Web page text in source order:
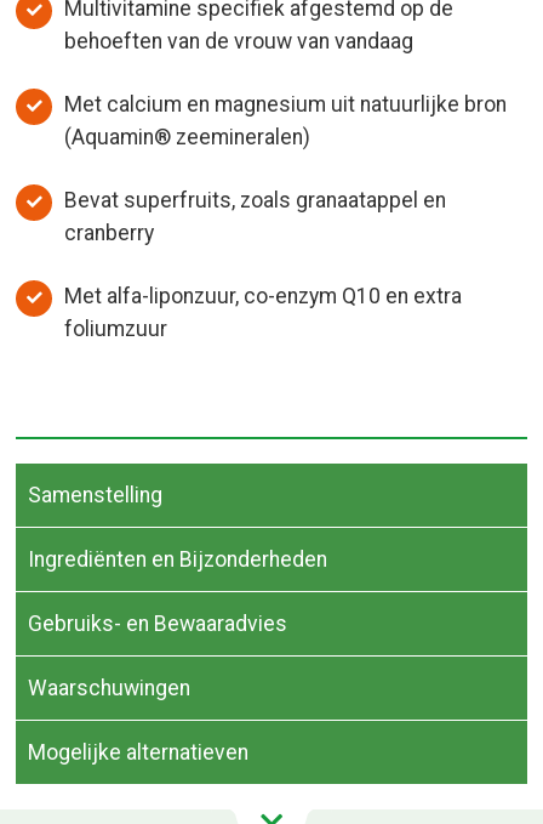
Multivitamine specifiek afgestemd op de
behoeften van de vrouw van vandaag
Met calcium en magnesium uit natuurlijke bron
(Aquamin® zeemineralen)
Bevat superfruits, zoals granaatappel en
cranberry
Met alfa-liponzuur, co-enzym Q10 en extra
foliumzuur
Samenstelling
Ingrediënten en Bijzonderheden
Gebruiks- en Bewaaradvies
Waarschuwingen
Mogelijke alternatieven